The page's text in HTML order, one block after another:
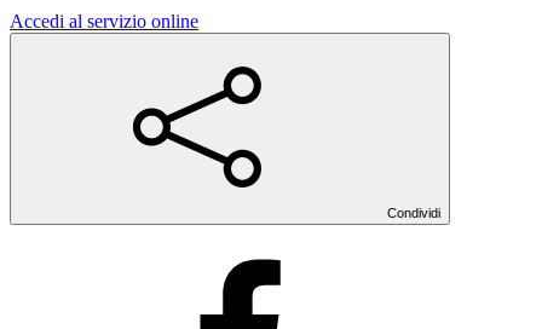
Accedi al servizio online
Condividi